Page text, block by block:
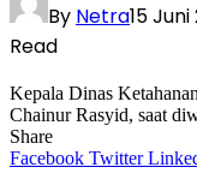
By Netra15
Read
Kepala Dinas
Chainur Rasyid, saat
Share
Facebook Twitter